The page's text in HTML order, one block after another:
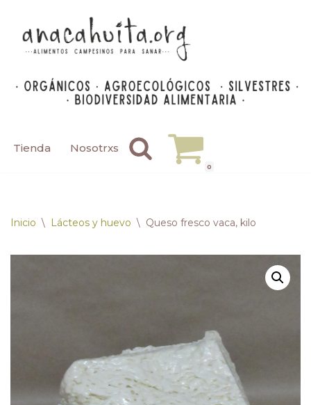
Saltar
Tienda Nosotrxs
0
Inicio \ Lácteos y huevo \ Queso fresco vaca, kilo